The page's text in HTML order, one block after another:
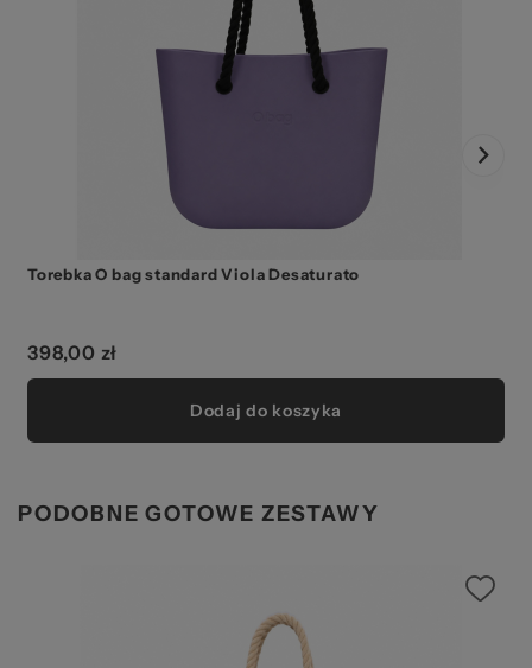
Torebka O bag standard Viola Desaturato
398,00 zł
Dodaj do koszyka
PODOBNE GOTOWE ZESTAWY